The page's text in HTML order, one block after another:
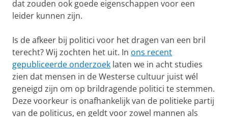
dat zouden ook goede eigenschappen voor een
leider kunnen zijn.
Is de afkeer bij politici voor het dragen van een bril
terecht? Wij zochten het uit. In ons recent
gepubliceerde onderzoek laten we in acht studies
zien dat mensen in de Westerse cultuur juist wél
geneigd zijn om op brildragende politici te stemmen.
Deze voorkeur is onafhankelijk van de politieke partij
van de politicus, en geldt voor zowel mannen als